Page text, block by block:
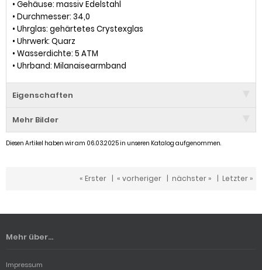
• Gehäuse: massiv Edelstahl
• Durchmesser: 34,0
• Uhrglas: gehärtetes Crystexglas
• Uhrwerk: Quarz
• Wasserdichte: 5 ATM
• Uhrband: Milanaisearmband
Eigenschaften
Mehr Bilder
Diesen Artikel haben wir am 06.03.2025 in unseren Katalog aufgenommen.
« Erster | « vorheriger | nächster » | Letzter »
Mehr über...
Impressum